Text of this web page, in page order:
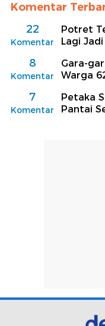
Komentar
22
Komentar
Potret
Lagi
8
Komentar
Gara-
Warga
7
Komentar
Petaka
Pantai